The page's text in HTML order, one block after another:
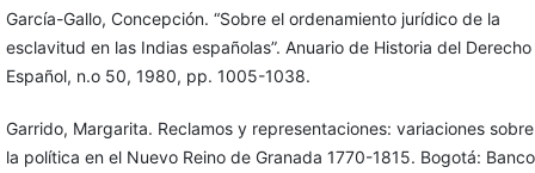
García-Gallo, Concepción. “Sobre el ordenamiento jurídico de la
esclavitud en las Indias españolas”. Anuario de Historia del Derecho
Español, n.o 50, 1980, pp. 1005-1038.
Garrido, Margarita. Reclamos y representaciones: variaciones sobre
la política en el Nuevo Reino de Granada 1770-1815. Bogotá: Banco